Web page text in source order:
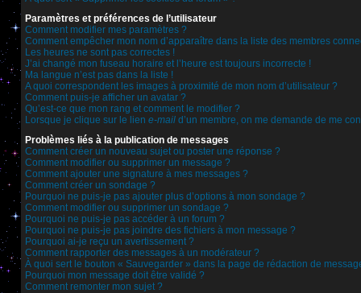
Paramètres et préférences de l’utilisateur
Comment modifier mes paramètres ?
Comment empêcher mon nom d’apparaître dans la liste des membres
Les heures ne sont pas correctes !
J’ai changé mon fuseau horaire et l’heure est toujours incorrecte !
Ma langue n’est pas dans la liste !
A quoi correspondent les images à proximité de mon nom d’utilisateur ?
Comment puis-je afficher un avatar ?
Qu’est-ce que mon rang et comment le modifier ?
Lorsque je clique sur le lien e-mail d’un membre, on me demande de me
Problèmes liés à la publication de messages
Comment créer un nouveau sujet ou poster une réponse ?
Comment modifier ou supprimer un message ?
Comment ajouter une signature à mes messages ?
Comment créer un sondage ?
Pourquoi ne puis-je pas ajouter plus d’options à mon sondage ?
Comment modifier ou supprimer un sondage ?
Pourquoi ne puis-je pas accéder à un forum ?
Pourquoi ne puis-je pas joindre des fichiers à mon message ?
Pourquoi ai-je reçu un avertissement ?
Comment rapporter des messages à un modérateur ?
À quoi sert le bouton « Sauvegarder » dans la page de rédaction de
Pourquoi mon message doit être validé ?
Comment remonter mon sujet ?